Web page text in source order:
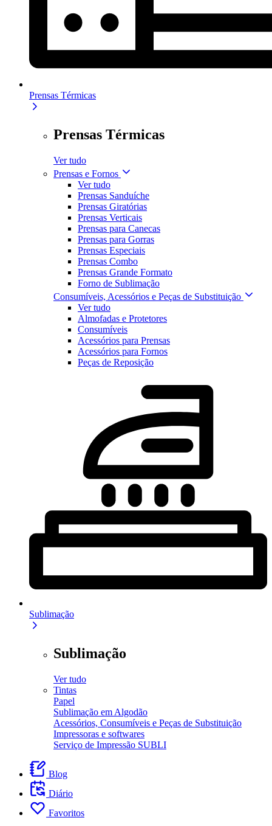
Prensas Térmicas
Prensas Térmicas
Ver tudo
Prensas e Fornos
Ver tudo
Prensas Sanduíche
Prensas Giratórias
Prensas Verticais
Prensas para Canecas
Prensas para Gorras
Prensas Especiais
Prensas Combo
Prensas Grande Formato
Forno de Sublimação
Consumíveis, Acessórios e Peças de Substituição
Ver tudo
Almofadas e Protetores
Consumíveis
Acessórios para Prensas
Acessórios para Fornos
Peças de Reposição
Sublimação
Sublimação
Ver tudo
Tintas
Papel
Sublimação em Algodão
Acessórios, Consumíveis e Peças de Substituição
Impressoras e softwares
Serviço de Impressão SUBLI
Blog
Diário
Favoritos